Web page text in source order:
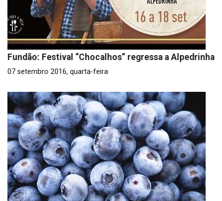
Fundão: Festival “Chocalhos” regressa a Alpedrinha
07 setembro 2016, quarta-feira